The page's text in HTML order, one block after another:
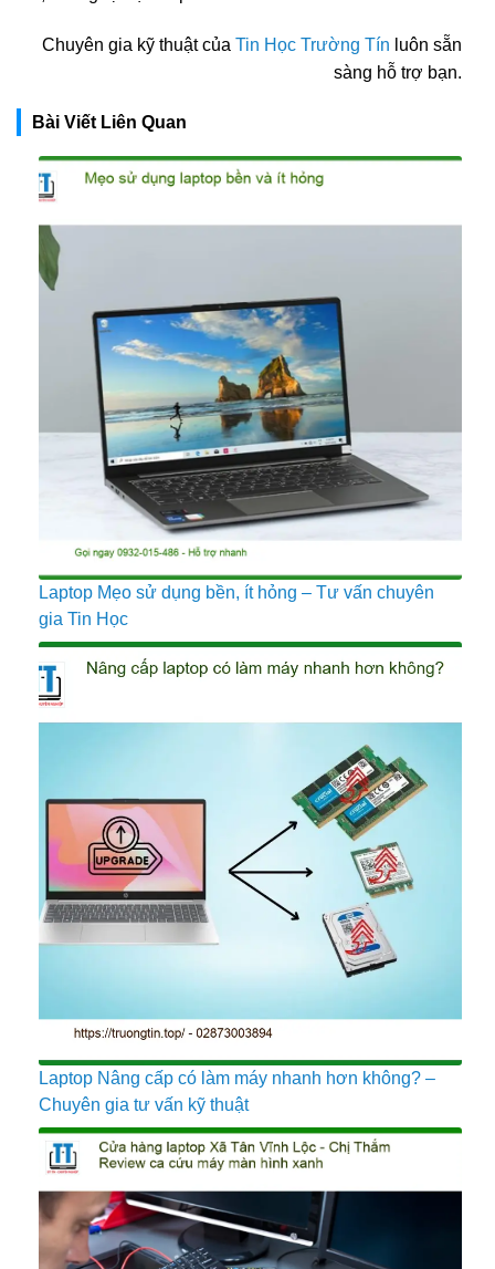
Chuyên gia kỹ thuật của Tin Học Trường Tín luôn sẵn
sàng hỗ trợ bạn.
Bài Viết Liên Quan
Laptop Mẹo sử dụng bền, ít hỏng – Tư vấn chuyên
gia Tin Học
Laptop Nâng cấp có làm máy nhanh hơn không? –
Chuyên gia tư vấn kỹ thuật